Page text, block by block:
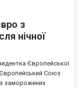
з
нічної
Європейської
Європейський Союз
заморожених